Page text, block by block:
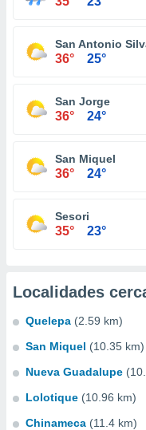
San Antonio
36° 25°
San Jorge
36° 24°
San Miquel
36° 24°
Sesori
35° 23°
Localidades
Quelepa (2.59 km)
San Miquel (10.35 km)
Nueva Guadalupe
Lolotique (10.96 km)
Chinameca (11.4 km)